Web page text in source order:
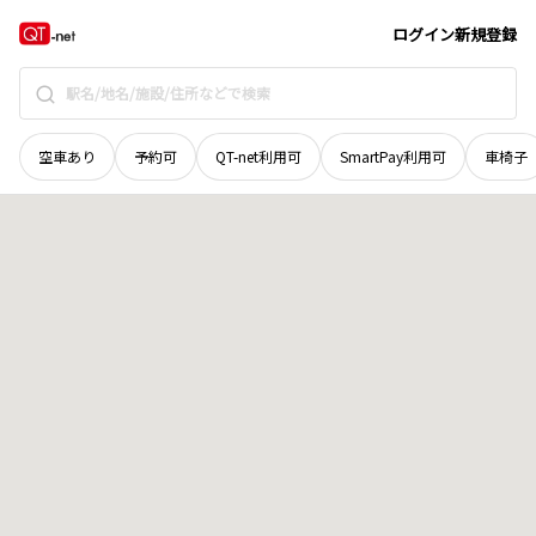
ログイン新規登録
空車あり 予約可 QT-net利用可 SmartPay利用可 車椅子
広島県